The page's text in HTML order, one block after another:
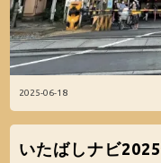
2025-06-18
いたばしナビ